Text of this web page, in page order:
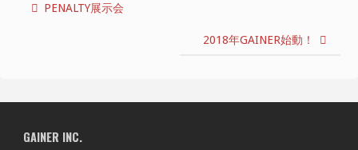
PENALTY展示会
2018年GAINER始動！
GAINER INC.